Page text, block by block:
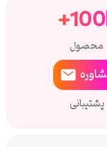
محصول
پشتیبانی